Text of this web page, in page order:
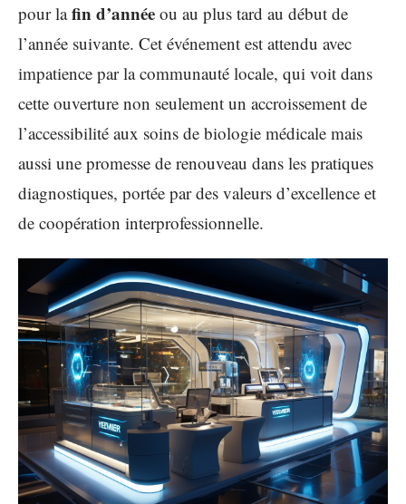
pour lafin d’année ou au plus tard au début de
l’année suivante. Cet événement est attendu avec
impatience par la communauté locale, qui voit dans
cette ouverture non seulement un accroissement de
l’accessibilité aux soins de biologie médicale mais
aussi une promesse de renouveau dans les pratiques
diagnostiques, portée par des valeurs d’excellence et
de coopération interprofessionnelle.